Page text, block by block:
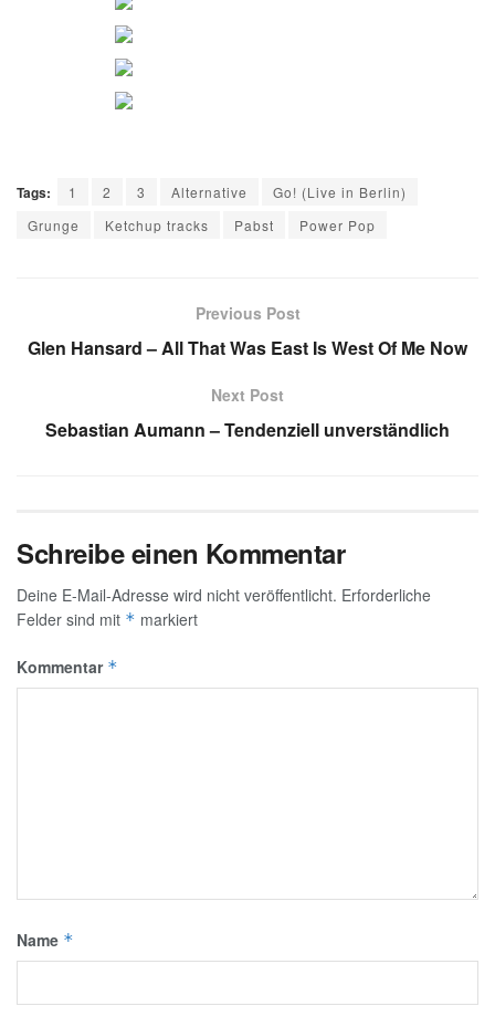
Tags: 1 2 3 Alternative
Go! (Live in Berlin)
Grunge
Ketchup tracks Pabst Power Pop
Previous Post
Glen Hansard – All That Was East Is West Of Me Now
Next Post
Sebastian Aumann – Tendenziell unverständlich
Schreibe einen Kommentar
Deine E-Mail-Adresse wird nicht veröffentlicht. Erforderliche
Felder sind mit * markiert
Kommentar *
Name *